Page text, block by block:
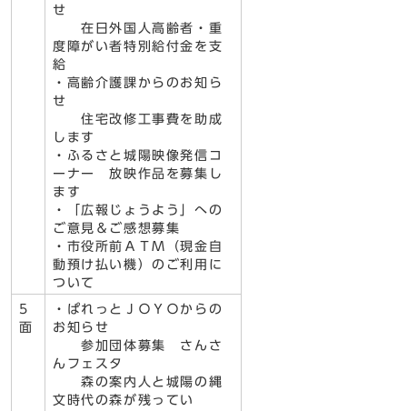
せ
在日外国人高齢者・重
度障がい者特別給付金を支
給
・高齢介護課からのお知ら
せ
住宅改修工事費を助成
します
・ふるさと城陽映像発信コ
ーナー 放映作品を募集し
ます
・「広報じょうよう」への
ご意見＆ご感想募集
・市役所前ＡＴＭ（現金自
動預け払い機）のご利用に
ついて
5
面
・ぱれっとＪＯＹＯからの
お知らせ
参加団体募集 さんさ
んフェスタ
森の案内人と城陽の縄
文時代の森が残ってい